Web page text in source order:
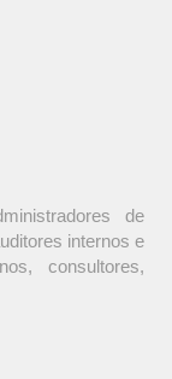
de
internos e
consultores,